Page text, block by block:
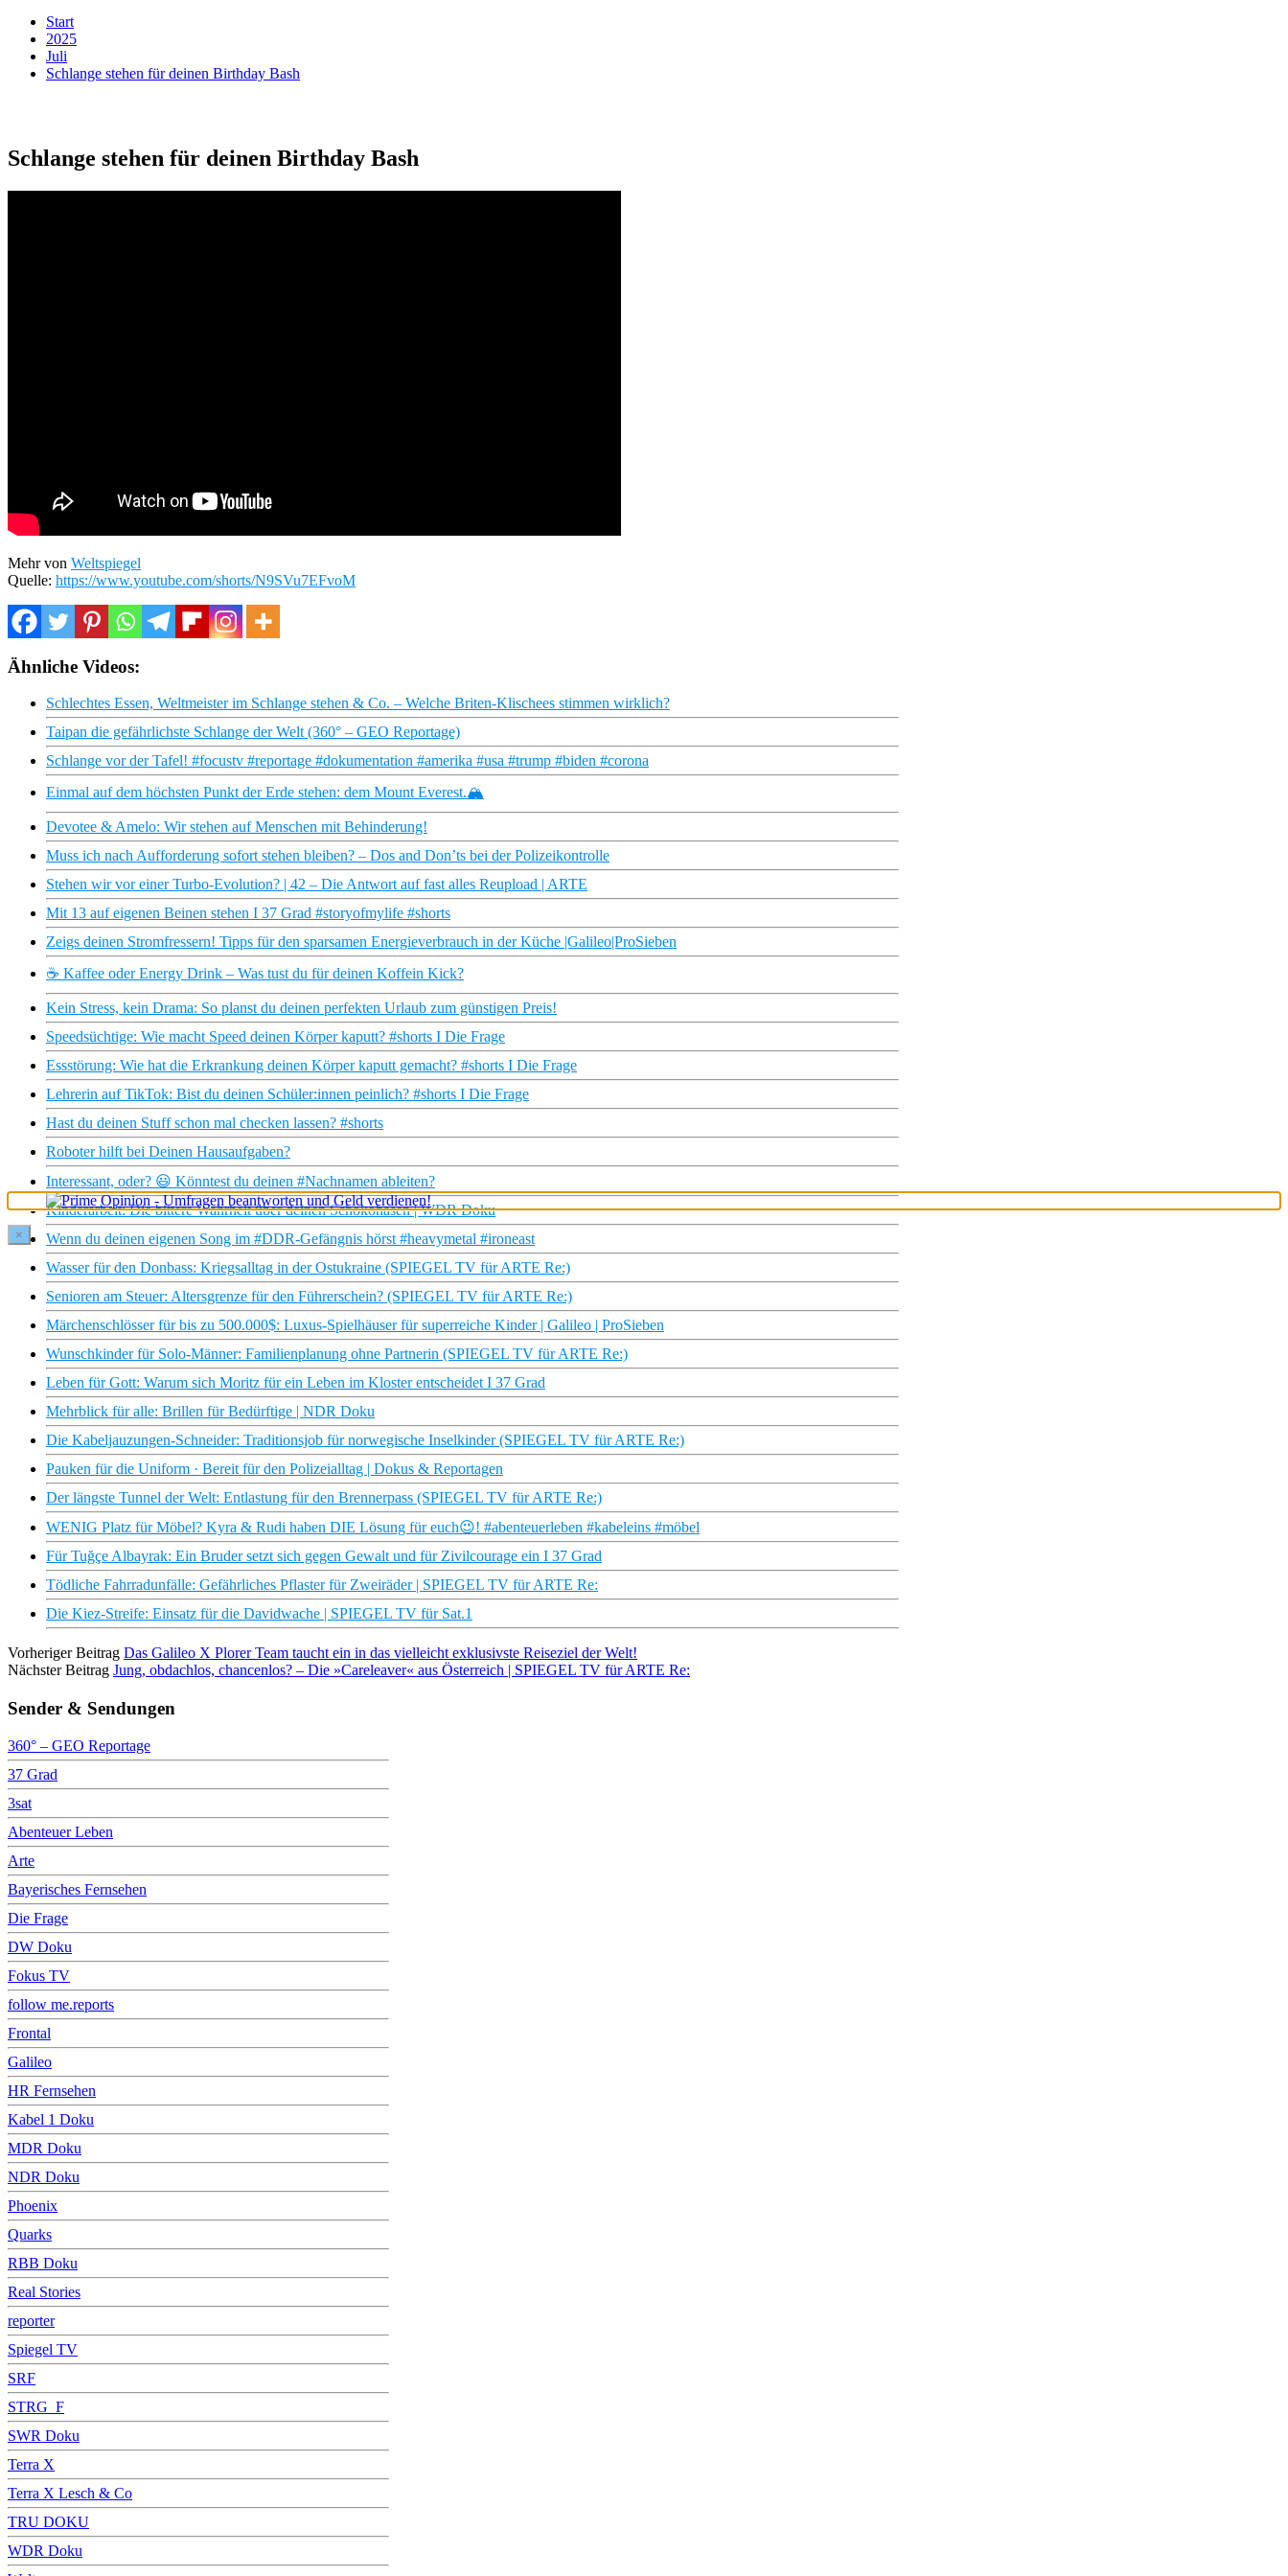
Start
2025
Juli
Schlange stehen für deinen Birthday Bash
Schlange stehen für deinen Birthday Bash
Mehr von Weltspiegel
Quelle: https://www.youtube.com/shorts/N9SVu7EFvoM
Ähnliche Videos:
Schlechtes Essen, Weltmeister im Schlange stehen & Co. – Welche Briten-Klischees stimmen wirklich?
Taipan die gefährlichste Schlange der Welt (360° – GEO Reportage)
Schlange vor der Tafel! #focustv #reportage #dokumentation #amerika #usa #trump #biden #corona
Einmal auf dem höchsten Punkt der Erde stehen: dem Mount Everest.🏔️
Devotee & Amelo: Wir stehen auf Menschen mit Behinderung!
Muss ich nach Aufforderung sofort stehen bleiben? – Dos and Don’ts bei der Polizeikontrolle
Stehen wir vor einer Turbo-Evolution? | 42 – Die Antwort auf fast alles Reupload | ARTE
Mit 13 auf eigenen Beinen stehen I 37 Grad #storyofmylife #shorts
Zeigs deinen Stromfressern! Tipps für den sparsamen Energieverbrauch in der Küche |Galileo|ProSieben
☕ Kaffee oder Energy Drink – Was tust du für deinen Koffein Kick?
Kein Stress, kein Drama: So planst du deinen perfekten Urlaub zum günstigen Preis!
Speedsüchtige: Wie macht Speed deinen Körper kaputt? #shorts I Die Frage
Essstörung: Wie hat die Erkrankung deinen Körper kaputt gemacht? #shorts I Die Frage
Lehrerin auf TikTok: Bist du deinen Schüler:innen peinlich? #shorts I Die Frage
Hast du deinen Stuff schon mal checken lassen? #shorts
Roboter hilft bei Deinen Hausaufgaben?
Interessant, oder? 😃 Könntest du deinen #Nachnamen ableiten?
Kinderarbeit: Die bittere Wahrheit über deinen Schokohasen | WDR Doku
Wenn du deinen eigenen Song im #DDR-Gefängnis hörst #heavymetal #ironeast
Wasser für den Donbass: Kriegsalltag in der Ostukraine (SPIEGEL TV für ARTE Re:)
Senioren am Steuer: Altersgrenze für den Führerschein? (SPIEGEL TV für ARTE Re:)
Märchenschlösser für bis zu 500.000$: Luxus-Spielhäuser für superreiche Kinder | Galileo | ProSieben
Wunschkinder für Solo-Männer: Familienplanung ohne Partnerin (SPIEGEL TV für ARTE Re:)
Leben für Gott: Warum sich Moritz für ein Leben im Kloster entscheidet I 37 Grad
Mehrblick für alle: Brillen für Bedürftige | NDR Doku
Die Kabeljauzungen-Schneider: Traditionsjob für norwegische Inselkinder (SPIEGEL TV für ARTE Re:)
Pauken für die Uniform · Bereit für den Polizeialltag | Dokus & Reportagen
Der längste Tunnel der Welt: Entlastung für den Brennerpass (SPIEGEL TV für ARTE Re:)
WENIG Platz für Möbel? Kyra & Rudi haben DIE Lösung für euch😉! #abenteuerleben #kabeleins #möbel
Für Tuğçe Albayrak: Ein Bruder setzt sich gegen Gewalt und für Zivilcourage ein I 37 Grad
Tödliche Fahrradunfälle: Gefährliches Pflaster für Zweiräder | SPIEGEL TV für ARTE Re:
Die Kiez-Streife: Einsatz für die Davidwache | SPIEGEL TV für Sat.1
Vorheriger Beitrag Das Galileo X Plorer Team taucht ein in das vielleicht exklusivste Reiseziel der Welt!
Nächster Beitrag Jung, obdachlos, chancenlos? – Die »Careleaver« aus Österreich | SPIEGEL TV für ARTE Re:
Sender & Sendungen
360° – GEO Reportage
37 Grad
3sat
Abenteuer Leben
Arte
Bayerisches Fernsehen
Die Frage
DW Doku
Fokus TV
follow me.reports
Frontal
Galileo
HR Fernsehen
Kabel 1 Doku
MDR Doku
NDR Doku
Phoenix
Quarks
RBB Doku
Real Stories
reporter
Spiegel TV
SRF
STRG_F
SWR Doku
Terra X
Terra X Lesch & Co
TRU DOKU
WDR Doku
×